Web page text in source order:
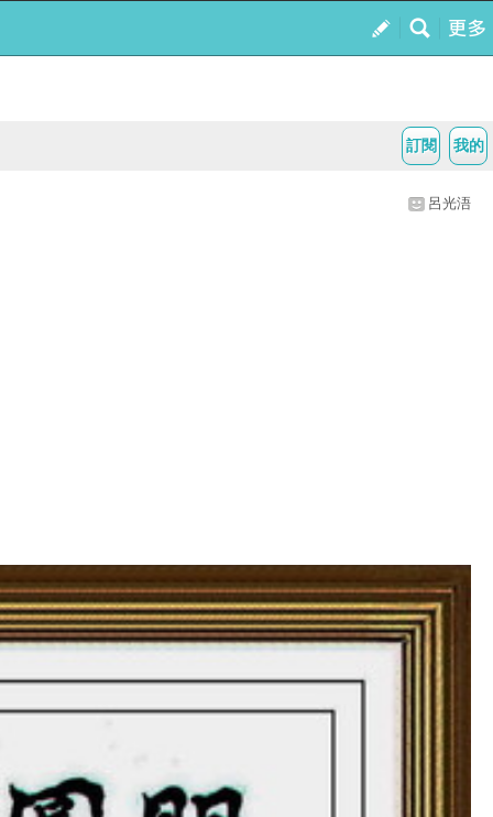
我的
訂閱
呂光浯